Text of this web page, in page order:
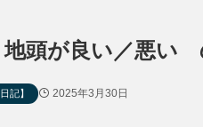
地頭が良い／悪い
記】 2025年3月30日